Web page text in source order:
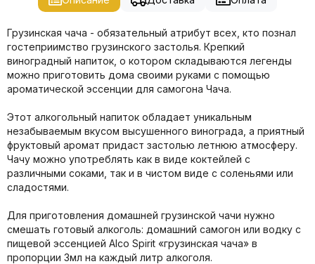
Грузинская чача - обязательный атрибут всех, кто познал
гостеприимство грузинского застолья. Крепкий
виноградный напиток, о котором складываются легенды
можно приготовить дома своими руками с помощью
ароматической эссенции для самогона Чача.
Этот алкогольный напиток обладает уникальным
незабываемым вкусом высушенного винограда, а приятный
фруктовый аромат придаст застолью летнюю атмосферу.
Чачу можно употреблять как в виде коктейлей с
различными соками, так и в чистом виде с соленьями или
сладостями.
Для приготовления домашней грузинской чачи нужно
смешать готовый алкоголь: домашний самогон или водку с
пищевой эссенцией Alco Spirit «грузинская чача» в
пропорции 3мл на каждый литр алкоголя.